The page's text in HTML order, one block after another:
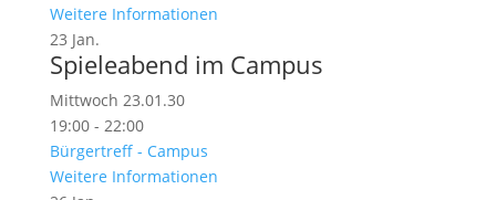
Weitere Informationen
23 Jan.
Spieleabend im Campus
Mittwoch 23.01.30
19:00 - 22:00
Bürgertreff - Campus
Weitere Informationen